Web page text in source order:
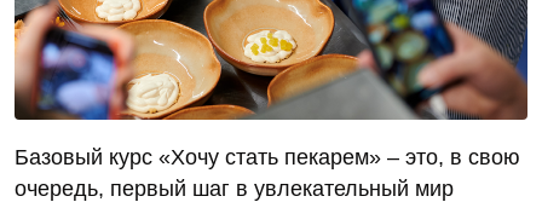
Базовый курс «Хочу стать пекарем» – это, в свою
очередь, первый шаг в увлекательный мир